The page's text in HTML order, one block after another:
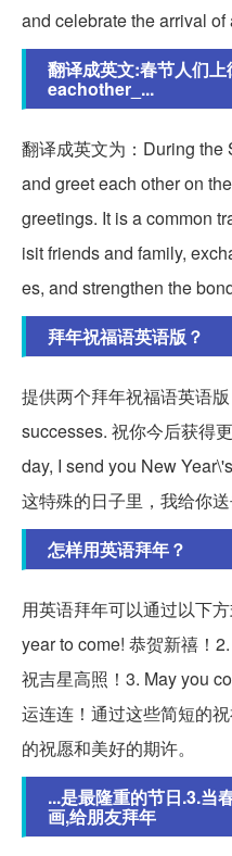
and celebrate the arrival of
翻译成英文:春节人们
eachother_...
翻译成英文为：During
and greet each other on
greetings. It is a common
isit friends and family,
es, and strengthen the
拜年祝福语英语版？
提供两个拜年祝福语英语
successes. 祝你今后获得
day, I send you New
这特殊的日子里，我给你
怎样用英语拜年？
用英语拜年可以通过以下
year to come! 恭贺新禧！
祝吉星高照！3. May you
运连连！通过这些简短的
的祝愿和美好的期许。
...是最隆重的节日.3.当
画,给朋友拜年